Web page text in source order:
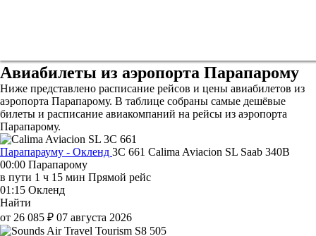
Авиабилеты из аэропорта Парапарому
Ниже представлено расписание рейсов и цены авиабилетов из
аэропорта Парапарому. В таблице собраны самые дешёвые
билеты и расписание авиакомпаний на рейсы из аэропорта
Парапарому.
Парапарауму - Окленд 3C 661 Calima Aviacion SL Saab 340B
00:00 Парапарому
в пути 1 ч 15 мин Прямой рейс
01:15 Окленд
Найти
от 26 085 ₽ 07 августа 2026